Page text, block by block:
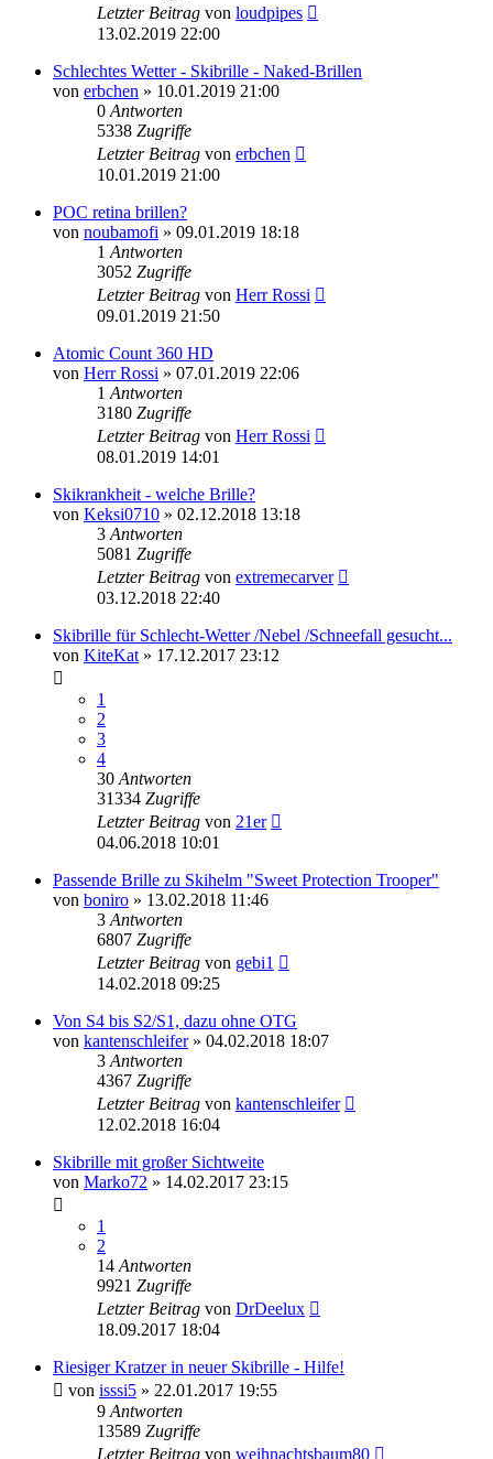
Letzter Beitrag von loudpipes
13.02.2019 22:00
Schlechtes Wetter - Skibrille - Naked-Brillen
von erbchen » 10.01.2019 21:00
0 Antworten
5338 Zugriffe
Letzter Beitrag von erbchen
10.01.2019 21:00
POC retina brillen?
von noubamofi » 09.01.2019 18:18
1 Antworten
3052 Zugriffe
Letzter Beitrag von Herr Rossi
09.01.2019 21:50
Atomic Count 360 HD
von Herr Rossi » 07.01.2019 22:06
1 Antworten
3180 Zugriffe
Letzter Beitrag von Herr Rossi
08.01.2019 14:01
Skikrankheit - welche Brille?
von Keksi0710 » 02.12.2018 13:18
3 Antworten
5081 Zugriffe
Letzter Beitrag von extremecarver
03.12.2018 22:40
Skibrille für Schlecht-Wetter /Nebel /Schneefall gesucht...
von KiteKat » 17.12.2017 23:12
1
2
3
4
30 Antworten
31334 Zugriffe
Letzter Beitrag von 21er
04.06.2018 10:01
Passende Brille zu Skihelm "Sweet Protection Trooper"
von boniro » 13.02.2018 11:46
3 Antworten
6807 Zugriffe
Letzter Beitrag von gebi1
14.02.2018 09:25
Von S4 bis S2/S1, dazu ohne OTG
von kantenschleifer» 04.02.2018 18:07
3 Antworten
4367 Zugriffe
Letzter Beitrag von kantenschleifer
12.02.2018 16:04
Skibrille mit großer Sichtweite
von Marko72 » 14.02.2017 23:15
1
2
14 Antworten
9921 Zugriffe
Letzter Beitrag von DrDeelux
18.09.2017 18:04
Riesiger Kratzer in neuer Skibrille - Hilfe!
von isssi5 » 22.01.2017 19:55
9 Antworten
13589 Zugriffe
Letzter Beitrag von weihnachtsbaum80